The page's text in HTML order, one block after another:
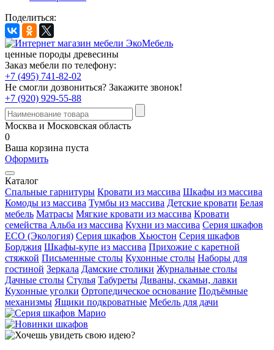
Поделиться:
ценные породы древесины
Заказ мебели по телефону:
+7 (495) 741-82-02
Не смогли дозвониться? Закажите звонок!
+7 (920) 929-55-88
Москва и Московская область
0
Ваша корзина пуста
Оформить
Каталог
Спальные гарнитуры Кровати из массива Шкафы из массива
Комоды из массива Тумбы из массива Детские кровати Белая
мебель Матрасы Мягкие кровати из массива Кровати
семейства Альба из массива Кухни из массива Серия шкафов
ECO (Экология) Серия шкафов Хьюстон Серия шкафов
Борджия Шкафы-купе из массива Прихожие с каретной
стяжкой Письменные столы Кухонные столы Наборы для
гостиной Зеркала Дамские столики Журнальные столы
Дачные столы Стулья Табуреты Диваны, скамьи, лавки
Кухонные уголки Ортопедическое основание Подъёмные
механизмы Ящики подкроватные Мебель для дачи